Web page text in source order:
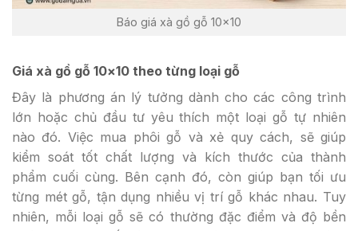
Báo giá xà gồ gỗ 10×10
Giá xà gồ gỗ 10×10 theo từng loại gỗ
Đây là phương án lý tưởng dành cho các công trình
lớn hoặc chủ đầu tư yêu thích một loại gỗ tự nhiên
nào đó. Việc mua phôi gỗ và xẻ quy cách, sẽ giúp
kiểm soát tốt chất lượng và kích thước của thành
phẩm cuối cùng. Bên cạnh đó, còn giúp bạn tối ưu
từng mét gỗ, tận dụng nhiều vị trí gỗ khác nhau. Tuy
nhiên, mỗi loại gỗ sẽ có thường đặc điểm và độ bền